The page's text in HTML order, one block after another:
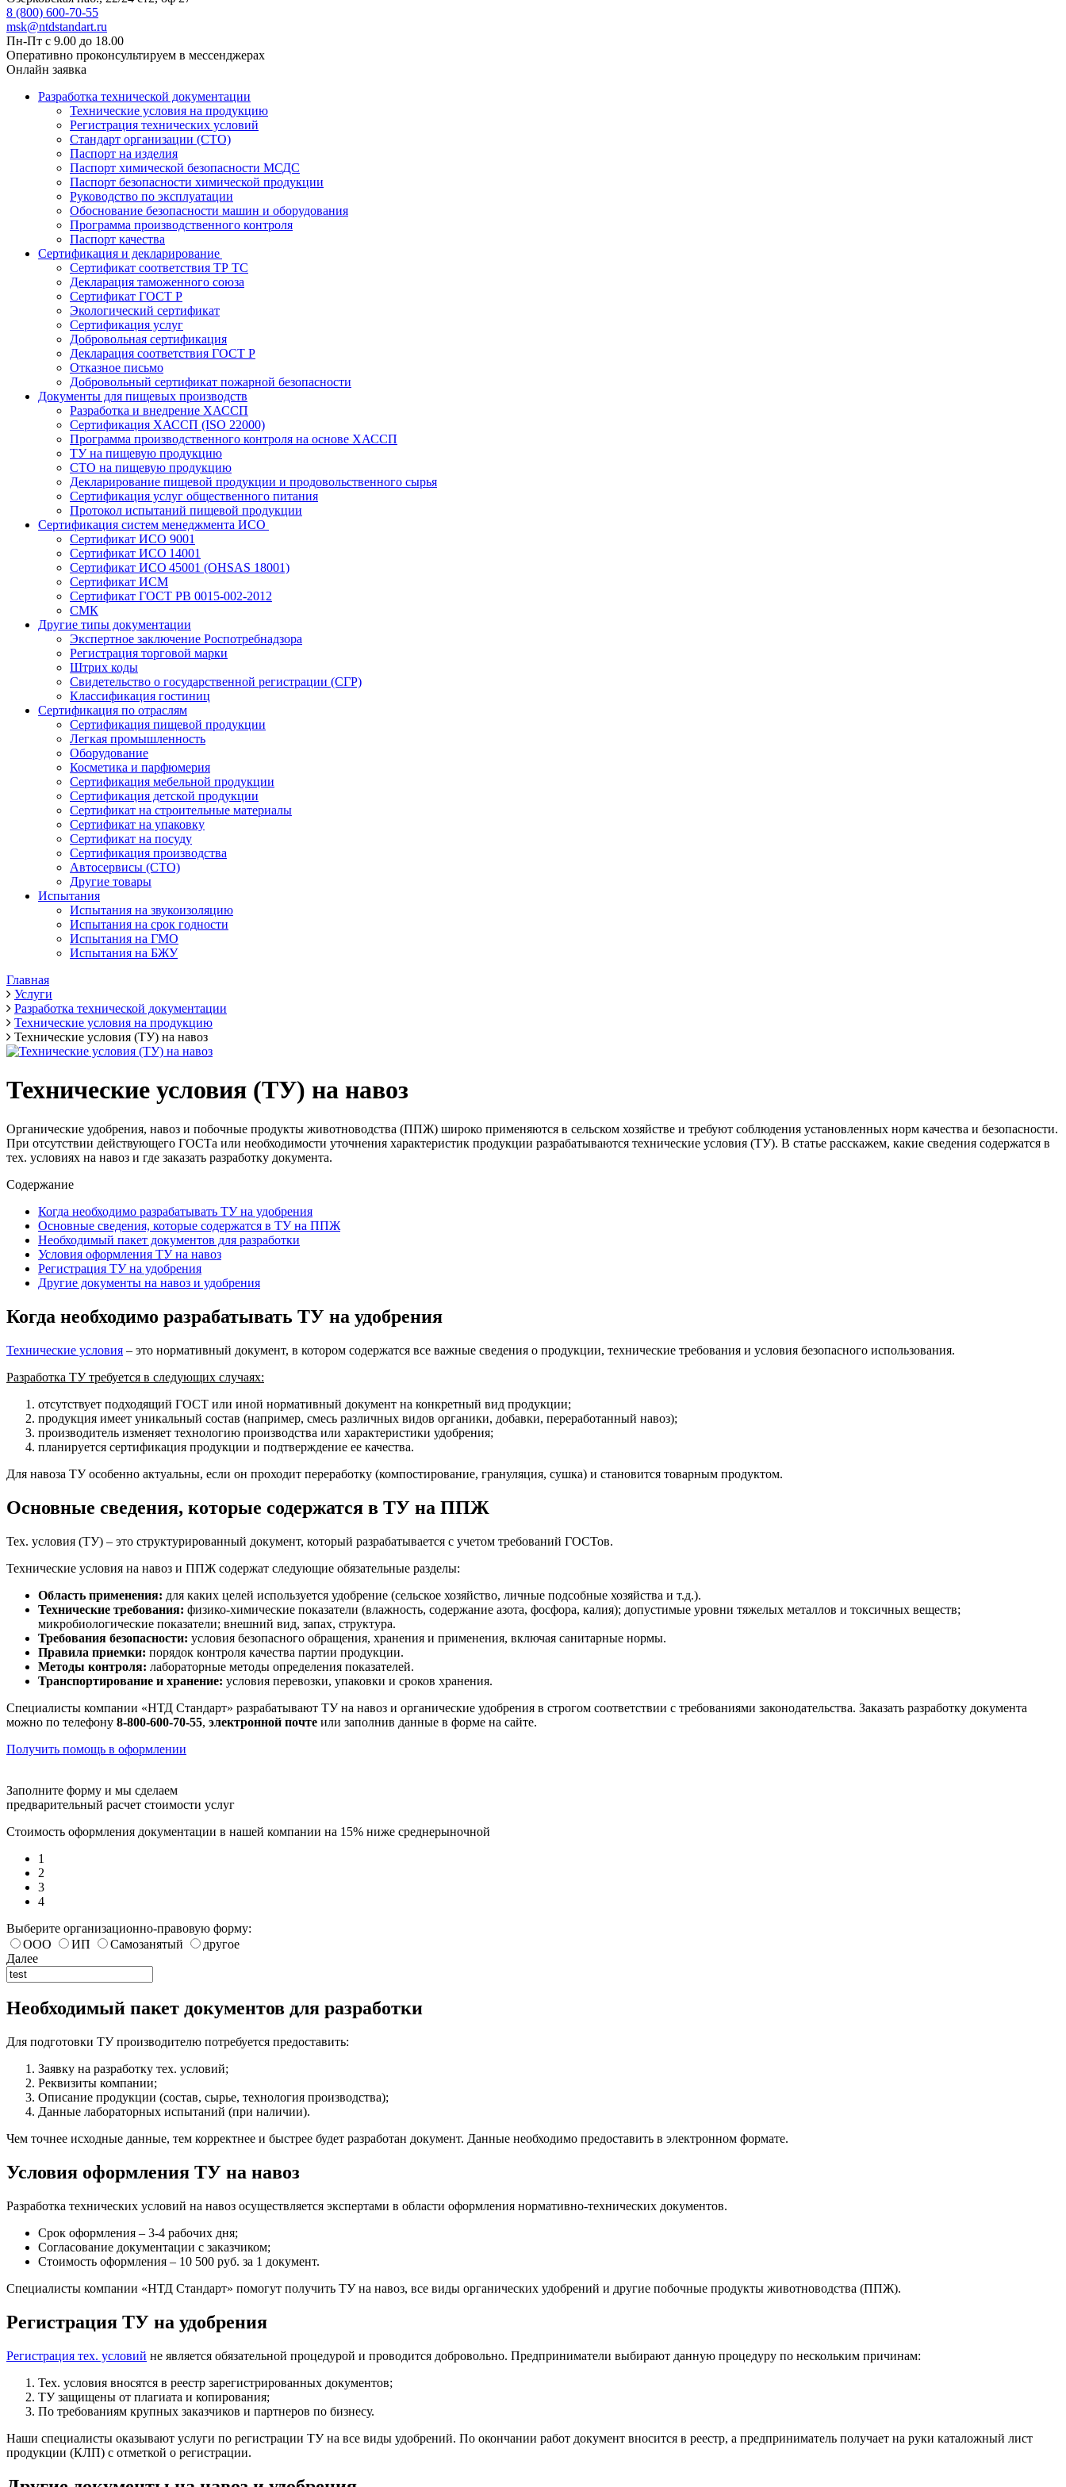
8 (800) 600-70-55
msk@ntdstandart.ru
Пн-Пт с 9.00 до 18.00
Оперативно проконсультируем в мессенджерах
Онлайн заявка
Разработка технической документации
Технические условия на продукцию
Регистрация технических условий
Стандарт организации (СТО)
Паспорт на изделия
Паспорт химической безопасности МСДС
Паспорт безопасности химической продукции
Руководство по эксплуатации
Обоснование безопасности машин и оборудования
Программа производственного контроля
Паспорт качества
Сертификация и декларирование
Сертификат соответствия ТР ТС
Декларация таможенного союза
Сертификат ГОСТ Р
Экологический сертификат
Сертификация услуг
Добровольная сертификация
Декларация соответствия ГОСТ Р
Отказное письмо
Добровольный сертификат пожарной безопасности
Документы для пищевых производств
Разработка и внедрение ХАССП
Сертификация ХАССП (ISO 22000)
Программа производственного контроля на основе ХАССП
ТУ на пищевую продукцию
СТО на пищевую продукцию
Декларирование пищевой продукции и продовольственного сырья
Сертификация услуг общественного питания
Протокол испытаний пищевой продукции
Сертификация систем менеджмента ИСО
Сертификат ИСО 9001
Сертификат ИСО 14001
Сертификат ИСО 45001 (OHSAS 18001)
Сертификат ИСМ
Сертификат ГОСТ РВ 0015-002-2012
СМК
Другие типы документации
Экспертное заключение Роспотребнадзора
Регистрация торговой марки
Штрих коды
Свидетельство о государственной регистрации (СГР)
Классификация гостиниц
Сертификация по отраслям
Сертификация пищевой продукции
Легкая промышленность
Оборудование
Косметика и парфюмерия
Сертификация мебельной продукции
Сертификация детской продукции
Сертификат на строительные материалы
Сертификат на упаковку
Сертификат на посуду
Сертификация производства
Автосервисы (СТО)
Другие товары
Испытания
Испытания на звукоизоляцию
Испытания на срок годности
Испытания на ГМО
Испытания на БЖУ
Главная
Услуги
Разработка технической документации
Технические условия на продукцию
Технические условия (ТУ) на навоз
Технические условия (ТУ) на навоз
Органические удобрения, навоз и побочные продукты животноводства (ППЖ) широко применяются в сельском хозяйстве и требуют соблюдения установленных норм качества и безопасности.
При отсутствии действующего ГОСТа или необходимости уточнения характеристик продукции разрабатываются технические условия (ТУ). В статье расскажем, какие сведения содержатся в
тех. условиях на навоз и где заказать разработку документа.
Содержание
Когда необходимо разрабатывать ТУ на удобрения
Основные сведения, которые содержатся в ТУ на ППЖ
Необходимый пакет документов для разработки
Условия оформления ТУ на навоз
Регистрация ТУ на удобрения
Другие документы на навоз и удобрения
Когда необходимо разрабатывать ТУ на удобрения
Технические условия – это нормативный документ, в котором содержатся все важные сведения о продукции, технические требования и условия безопасного использования.
Разработка ТУ требуется в следующих случаях:
отсутствует подходящий ГОСТ или иной нормативный документ на конкретный вид продукции;
продукция имеет уникальный состав (например, смесь различных видов органики, добавки, переработанный навоз);
производитель изменяет технологию производства или характеристики удобрения;
планируется сертификация продукции и подтверждение ее качества.
Для навоза ТУ особенно актуальны, если он проходит переработку (компостирование, грануляция, сушка) и становится товарным продуктом.
Основные сведения, которые содержатся в ТУ на ППЖ
Тех. условия (ТУ) – это структурированный документ, который разрабатывается с учетом требований ГОСТов.
Технические условия на навоз и ППЖ содержат следующие обязательные разделы:
Область применения: для каких целей используется удобрение (сельское хозяйство, личные подсобные хозяйства и т.д.).
Технические требования: физико-химические показатели (влажность, содержание азота, фосфора, калия); допустимые уровни тяжелых металлов и токсичных веществ;
микробиологические показатели; внешний вид, запах, структура.
Требования безопасности: условия безопасного обращения, хранения и применения, включая санитарные нормы.
Правила приемки: порядок контроля качества партии продукции.
Методы контроля: лабораторные методы определения показателей.
Транспортирование и хранение: условия перевозки, упаковки и сроков хранения.
Специалисты компании «НТД Стандарт» разрабатывают ТУ на навоз и органические удобрения в строгом соответствии с требованиями законодательства. Заказать разработку документа
можно по телефону 8-800-600-70-55, электронной почте или заполнив данные в форме на сайте.
Получить помощь в оформлении
Заполните форму и мы сделаем
предварительный расчет стоимости услуг
Стоимость оформления документации в нашей компании на 15% ниже среднерыночной
1
2
3
4
Выберите организационно-правовую форму:
ООО
ИП Самозанятый
другое
Далее
Необходимый пакет документов для разработки
Для подготовки ТУ производителю потребуется предоставить:
Заявку на разработку тех. условий;
Реквизиты компании;
Описание продукции (состав, сырье, технология производства);
Данные лабораторных испытаний (при наличии).
Чем точнее исходные данные, тем корректнее и быстрее будет разработан документ. Данные необходимо предоставить в электронном формате.
Условия оформления ТУ на навоз
Разработка технических условий на навоз осуществляется экспертами в области оформления нормативно-технических документов.
Срок оформления – 3-4 рабочих дня;
Согласование документации с заказчиком;
Стоимость оформления – 10 500 руб. за 1 документ.
Специалисты компании «НТД Стандарт» помогут получить ТУ на навоз, все виды органических удобрений и другие побочные продукты животноводства (ППЖ).
Регистрация ТУ на удобрения
Регистрация тех. условий не является обязательной процедурой и проводится добровольно. Предприниматели выбирают данную процедуру по нескольким причинам:
Тех. условия вносятся в реестр зарегистрированных документов;
ТУ защищены от плагиата и копирования;
По требованиям крупных заказчиков и партнеров по бизнесу.
Наши специалисты оказывают услуги по регистрации ТУ на все виды удобрений. По окончании работ документ вносится в реестр, а предприниматель получает на руки каталожный лист
продукции (КЛП) с отметкой о регистрации.